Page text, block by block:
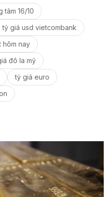
tâm 16/10
tỷ giá usd vietcombank
hôm nay
đô la mỹ
tỷ giá euro